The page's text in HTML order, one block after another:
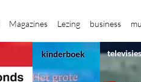
Magazines Lezing business